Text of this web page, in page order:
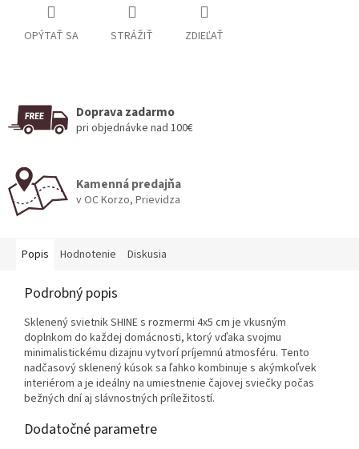
OPÝTAŤ SA STRÁŽIŤ ZDIEĽAŤ
Doprava zadarmo
pri objednávke nad 100€
Kamenná predajňa
v OC Korzo, Prievidza
Popis Hodnotenie Diskusia
Podrobný popis
Sklenený svietnik SHINE s rozmermi 4x5 cm je vkusným
doplnkom do každej domácnosti, ktorý vďaka svojmu
minimalistickému dizajnu vytvorí príjemnú atmosféru. Tento
nadčasový sklenený kúsok sa ľahko kombinuje s akýmkoľvek
interiérom a je ideálny na umiestnenie čajovej sviečky počas
bežných dní aj slávnostných príležitostí.
Dodatočné parametre